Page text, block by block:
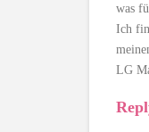
was
Ich
LG